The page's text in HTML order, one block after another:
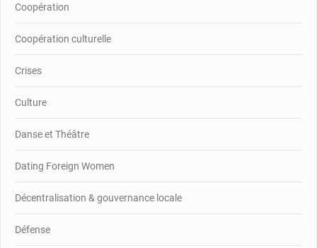
Coopération
Coopération culturelle
Crises
Culture
Danse et Théâtre
Dating Foreign Women
Décentralisation & gouvernance locale
Défense